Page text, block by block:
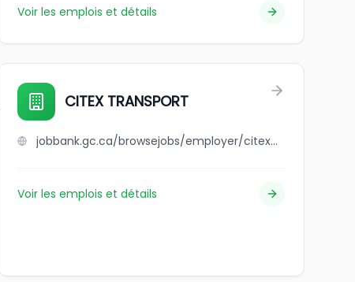
Voir les emplois et détails
CITEX TRANSPORT
jobbank.gc.ca/browsejobs/employer/citex+transport/ca
Voir les emplois et détails